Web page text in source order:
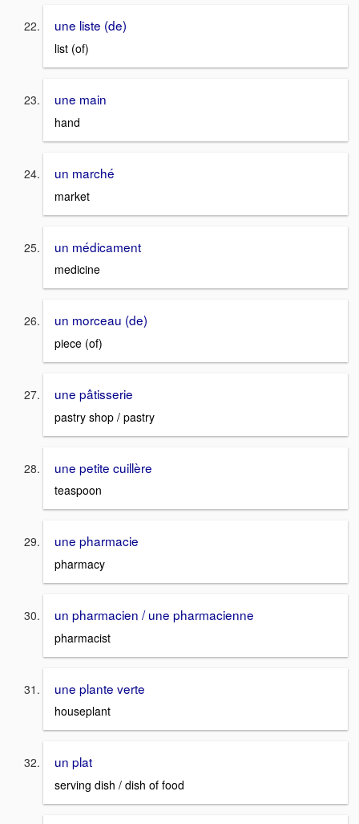
une liste (de)
list (of)
une main
hand
un marché
market
un médicament
medicine
un morceau (de)
piece (of)
une pâtisserie
pastry shop / pastry
une petite cuillère
teaspoon
une pharmacie
pharmacy
un pharmacien / une pharmacienne
pharmacist
une plante verte
houseplant
un plat
serving dish / dish of food